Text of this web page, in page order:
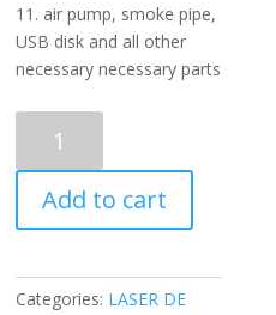
11. air pump, smoke pipe,
USB disk and all other
necessary necessary parts
MODELO
QT-
1390
DUTY
Add to cart
Categories: LASER DE